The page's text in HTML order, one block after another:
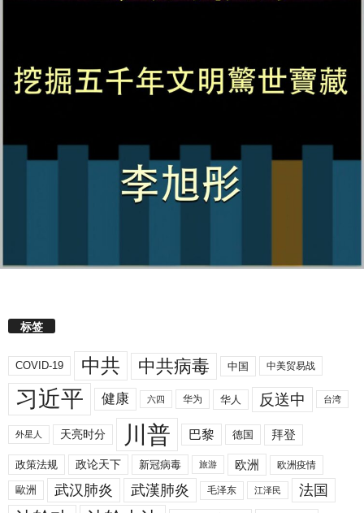
标签
COVID-19 中共 中共病毒 中国 中美贸易战
习近平 健康 六四 华为 华人 反送中 台湾
外星人 天亮时分 川普 巴黎 德国 拜登
政策法规 政论天下 新冠病毒 旅游 欧洲 欧洲疫情
歐洲 武汉肺炎 武漢肺炎 毛泽东 江泽民 法国